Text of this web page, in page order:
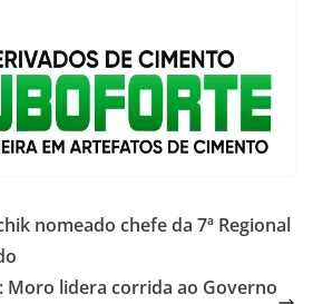
nomeado chefe da 7ª Regional
Moro lidera corrida ao Governo